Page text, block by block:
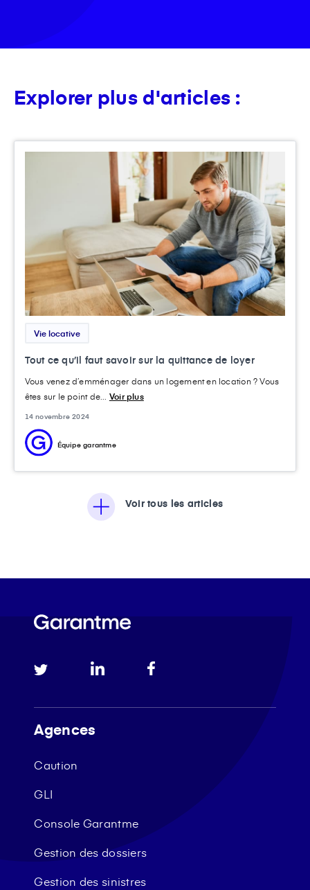
Explorer plus d'articles :
Vie locative
Tout ce qu’il faut savoir sur la quittance de loyer
Vous venez d’emménager dans un logement en location ? Vous
êtes sur le point de... Voir plus
14 novembre 2024
Équipe garantme
Voir tous les articles
Agences
Caution
GLI
Console Garantme
Gestion des dossiers
Gestion des sinistres